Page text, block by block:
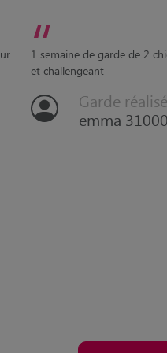
“
1 semaine de garde de 2
et challengeant
Garde
emma 31000